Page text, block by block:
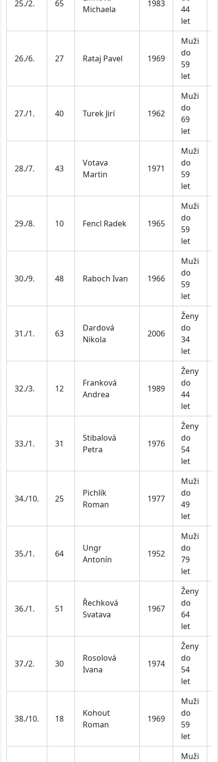
25./2. 65
Michaela
1983
44
let
26./6. 27 Rataj Pavel 1969
Muži
do
59
let
27./1. 40 Turek Jirí 1962
Muži
do
69
let
28./7. 43
Votava
Martin
1971
Muži
do
59
let
29./8. 10 Fencl Radek 1965
Muži
do
59
let
30./9. 48 Raboch Ivan 1966
Muži
do
59
let
31./1. 63
Dardová
Nikola
2006
Ženy
do
34
let
32./3. 12
Franková
Andrea
1989
Ženy
do
44
let
33./1. 31
Stibalová
Petra
1976
Ženy
do
54
let
34./10. 25
Pichlík
Roman
1977
Muži
do
49
let
35./1. 64
Ungr
Antonín
1952
Muži
do
79
let
36./1. 51
Řechková
Svatava
1967
Ženy
do
64
let
37./2. 30
Rosolová
Ivana
1974
Ženy
do
54
let
38./10. 18
Kohout
Roman
1969
Muži
do
59
let
Muži